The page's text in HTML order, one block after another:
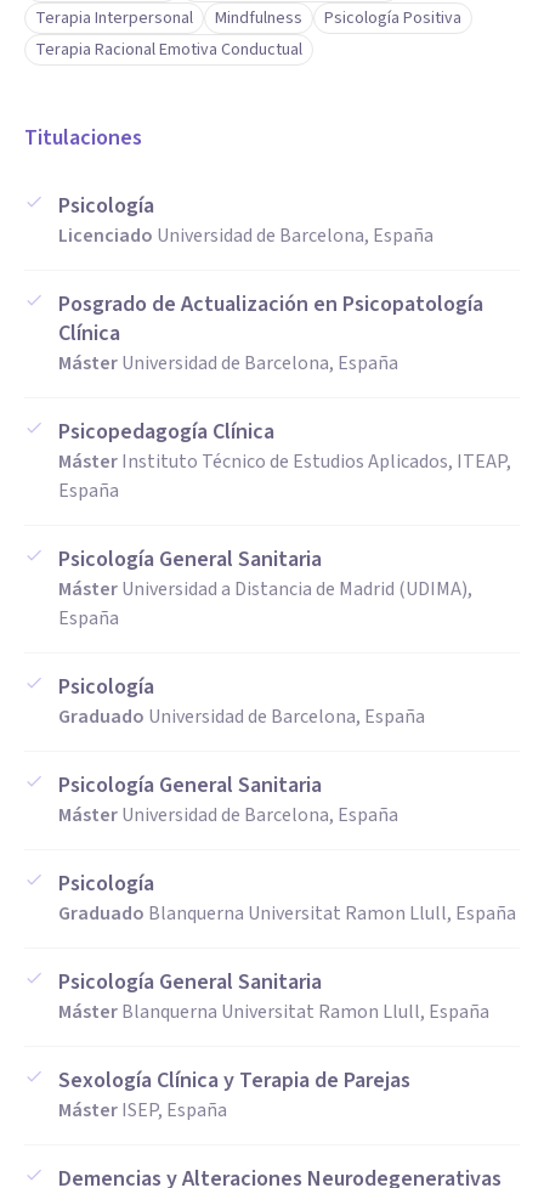
Terapia Interpersonal
Mindfulness
Psicología Positiva
Terapia Racional Emotiva Conductual
Titulaciones
Psicología
Licenciado Universidad de Barcelona, España
Posgrado de Actualización en Psicopatología
Clínica
MásterUniversidad de Barcelona, España
Psicopedagogía Clínica
MásterInstituto Técnico de Estudios Aplicados, ITEAP,
España
Psicología General Sanitaria
MásterUniversidad a Distancia de Madrid (UDIMA),
España
Psicología
Graduado Universidad de Barcelona, España
Psicología General Sanitaria
MásterUniversidad de Barcelona, España
Psicología
Graduado Blanquerna Universitat Ramon Llull, España
Psicología General Sanitaria
MásterBlanquerna Universitat Ramon Llull, España
Sexología Clínica y Terapia de Parejas
MásterISEP, España
Demencias y Alteraciones Neurodegenerativas